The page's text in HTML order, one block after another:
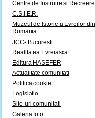
Centre de Instruire si Recreere
C.S.I.E.R.
Muzeul de Istorie a Evreilor din
Romania
JCC- Bucuresti
Realitatea Evreiasca
Editura HASEFER
Actualitate comunitati
Politica cookie
Legislatie
Site-uri comunitati
Galeria foto